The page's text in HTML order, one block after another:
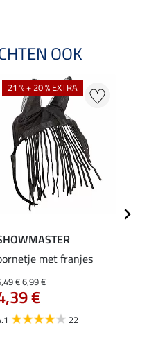
OOK
21 % + 20 % EXTRA
met franjes
€6,99 €
€
22